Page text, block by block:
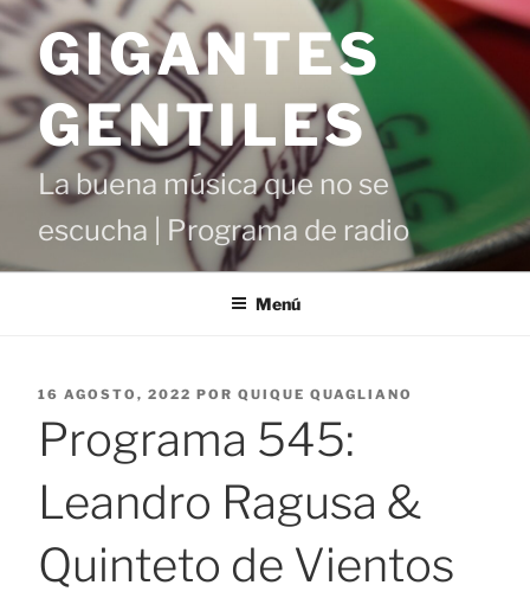
Saltar
contenido
GIGANTES
GENTILES
La buena música que no se
escucha | Programa de radio
Menú
PUBLICADO
16 AGOSTO, 2022 POR QUIQUE QUAGLIANO
Programa 545:
Leandro Ragusa &
Quinteto de Vientos